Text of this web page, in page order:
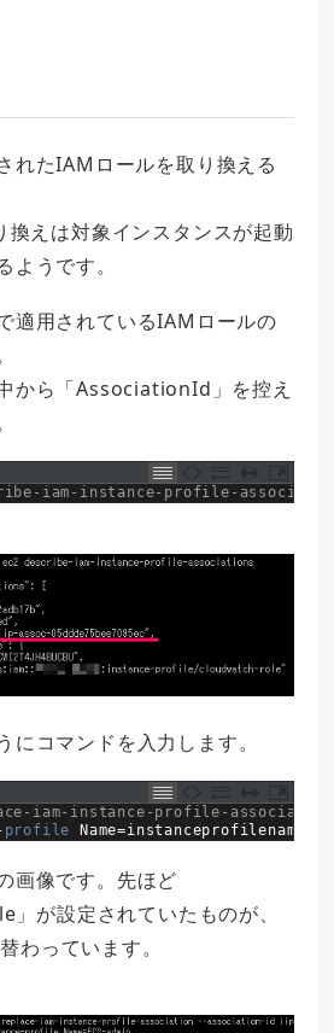
れたIAMロールを取り換える
えは対象インスタンスが起動
ようです。
適用されているIAMロールの
から「AssociationId」を控え
iam-instance-profile-
にコマンドを入力します。
iam-instance-profile-
profile Name=instanceprofilename
画像です。先ほど
が設定されていたものが、
わっています。